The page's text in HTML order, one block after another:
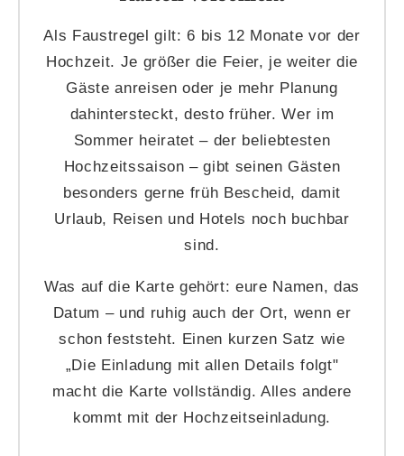
Als Faustregel gilt: 6 bis 12 Monate vor der
Hochzeit. Je größer die Feier, je weiter die
Gäste anreisen oder je mehr Planung
dahintersteckt, desto früher. Wer im
Sommer heiratet – der beliebtesten
Hochzeitssaison – gibt seinen Gästen
besonders gerne früh Bescheid, damit
Urlaub, Reisen und Hotels noch buchbar
sind.
Was auf die Karte gehört: eure Namen, das
Datum – und ruhig auch der Ort, wenn er
schon feststeht. Einen kurzen Satz wie
„Die Einladung mit allen Details folgt"
macht die Karte vollständig. Alles andere
kommt mit der Hochzeitseinladung.